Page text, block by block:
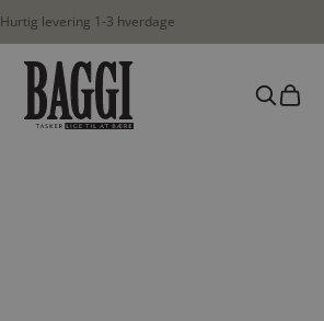
Hurtig levering 1-3 hverdage
BAGGI
Søg